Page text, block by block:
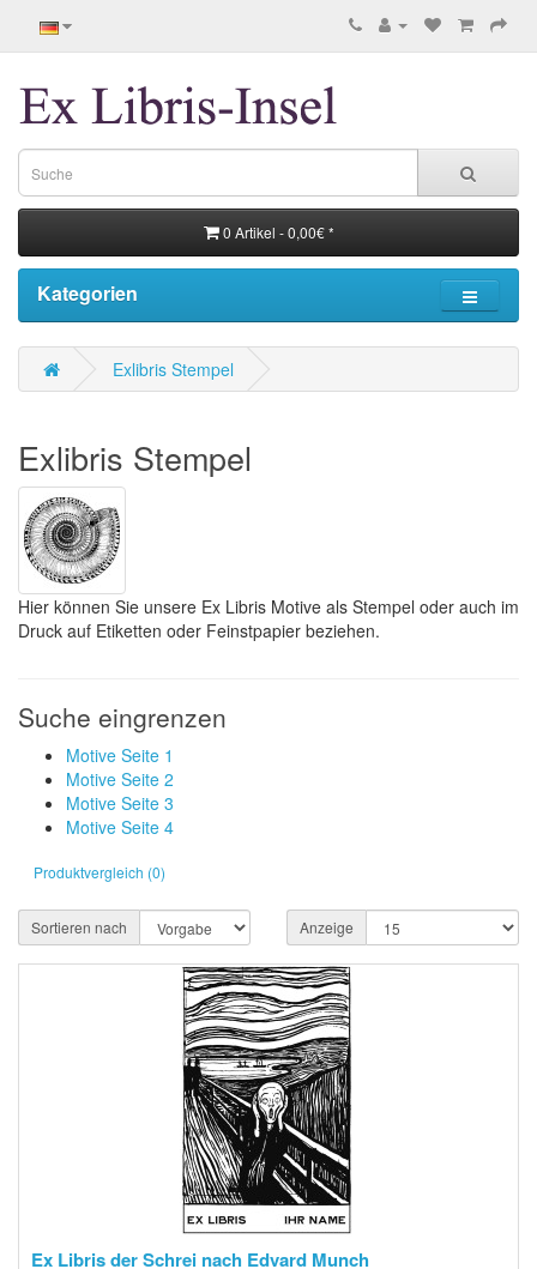
0 Artikel - 0,00€ *
Kategorien
Exlibris Stempel
Exlibris Stempel
Hier können Sie unsere Ex Libris Motive als Stempel oder auch im
Druck auf Etiketten oder Feinstpapier beziehen.
Suche eingrenzen
Motive Seite 1
Motive Seite 2
Motive Seite 3
Motive Seite 4
Produktvergleich (0)
Sortieren nach Anzeige
Ex Libris der Schrei nach Edvard Munch